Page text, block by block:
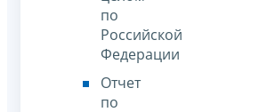
по
Российской
Федерации
Отчет
по